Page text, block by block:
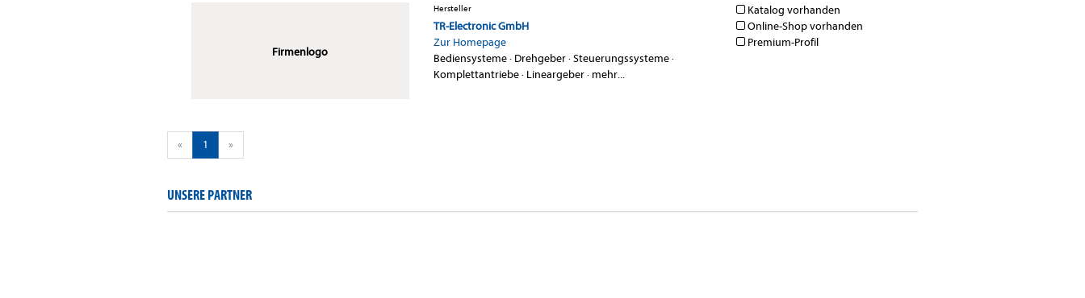
Firmenlogo
Hersteller
TR-Electronic GmbH
Zur Homepage
Bediensysteme· Drehgeber·Steuerungssysteme·
Komplettantriebe· Lineargeber· mehr...
Katalog vorhanden
Online-Shop vorhanden
Premium-Profil
« 1 »
UNSERE PARTNER